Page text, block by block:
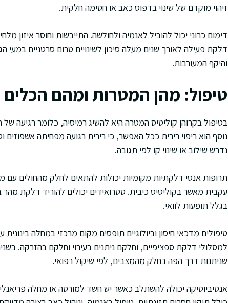
זיהוי מוקדם של שינוי בדפוס כאב או חסימה חלקית.
דימום כרוני יכול להוביל לאנמיה ולחולשה. התייבשות וחוסר איזון
דלקת פעילה לאורך שנים מעלה סיכון לשינויים טרום סרטניים במעי
והיקף המעורבות.
טיפול: מהן המטרות ומהם הכלים
בטיפול בקרוהן קוליטיס המטרה היא להשיג רמיסיה, כלומר רגיעה
נוסף הוא ריפוי רירית ככל האפשר, כי רירית רגועה מפחיתה אשפוזים
נדרש שילוב או שינוי קו לפי תגובה.
תרופות אנטי דלקתיות מקומיות יכולות להתאים לחלק מהחולים
עקבית מאשר בקוליטיס כיבית. סטרואידים יכולים להוריד דלקת
בגלל תופעות לוואי.
טיפולים מדכאי חיסון וביולוגיים תופסים מקום מרכזי במחלה
למסלולי דלקת ספציפיים, וחלקם ניתנים בעירוי וחלקם בהזרקה.
שניתנות דרך הפה בחלק מהמצבים, לפי שיקול רפואי.
אנטיביוטיקה יכולה להשתלב כאשר יש חשד למורסה או מחלה